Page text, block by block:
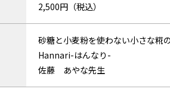
2,500円（税込）
砂糖と小麦粉を使わない小さな糀
Hannari-はんなり-
佐藤 あやな先生